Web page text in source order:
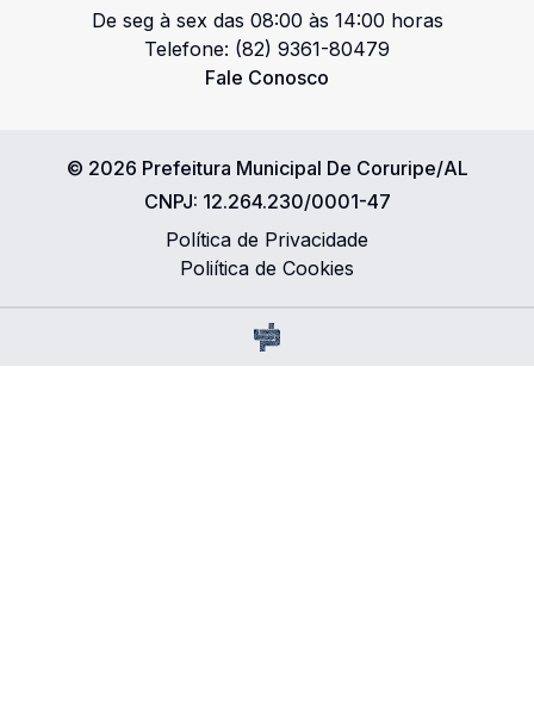
De seg à sex das 08:00 às 14:00 horas
Telefone: (82) 9361-80479
Fale Conosco
© 2026 Prefeitura Municipal De Coruripe/AL
CNPJ: 12.264.230/0001-47
Política de Privacidade
Poliítica de Cookies